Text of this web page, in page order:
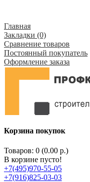
Главная
Закладки (0)
Сравнение товаров
Постоянный покупатель
Оформление заказа
Корзина покупок
Товаров: 0 (0.00 р.)
В корзине пусто!
+7(495)970-55-05
+7(916)825-03-03